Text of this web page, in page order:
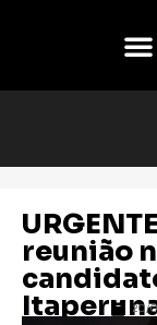
reunião
20/